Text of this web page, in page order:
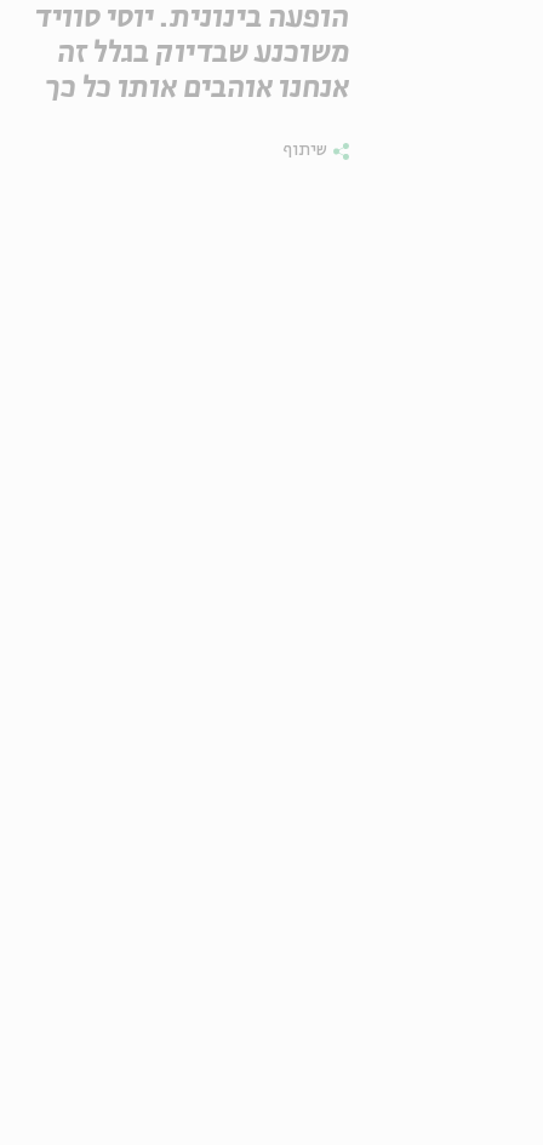
הופעה בינונית. יוסי סוויד
משוכנע שבדיוק בגלל זה
אנחנו אוהבים אותו כל כך
שיתוף